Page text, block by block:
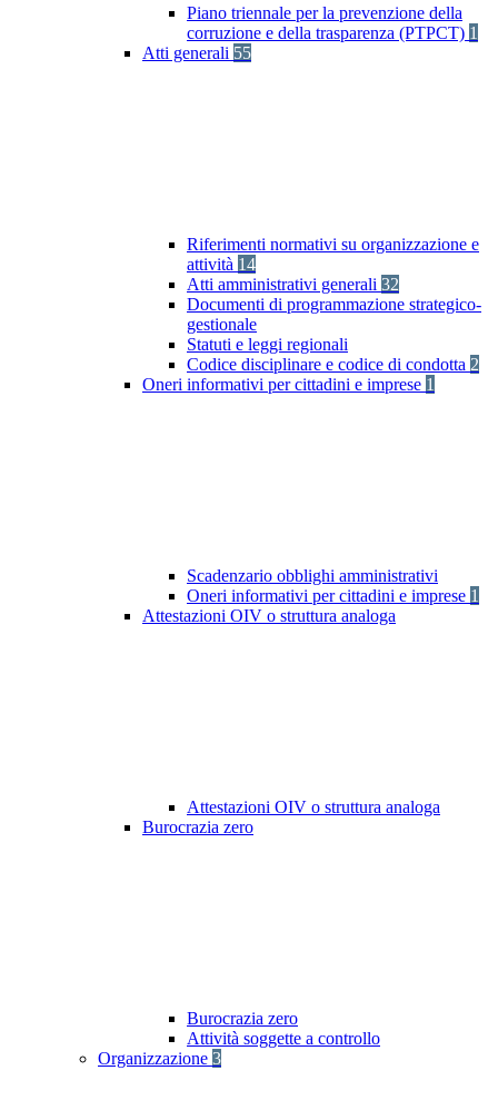
Piano triennale per la prevenzione della
corruzione e della trasparenza (PTPCT) 1
Atti generali 55
Riferimenti normativi su organizzazione e
attività 14
Atti amministrativi generali 32
Documenti di programmazione strategico-
gestionale
Statuti e leggi regionali
Codice disciplinare e codice di condotta 2
Oneri informativi per cittadini e imprese 1
Scadenzario obblighi amministrativi
Oneri informativi per cittadini e imprese 1
Attestazioni OIV o struttura analoga
Attestazioni OIV o struttura analoga
Burocrazia zero
Burocrazia zero
Attività soggette a controllo
Organizzazione 3